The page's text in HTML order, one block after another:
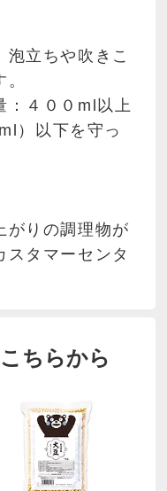
泡立ちや吹きこ
：４００ml以上
）以下を守っ
がりの調理物が
スタマーセンタ
ちらから